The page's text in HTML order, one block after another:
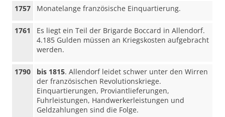
1757 Monatelange französische Einquartierung.
1761
Es liegt ein Teil der Brigarde Boccard in Allendorf.
4.185 Gulden müssen an Kriegskosten aufgebracht
werden.
1790 bis 1815. Allendorf leidet schwer unter den Wirren
der französischen Revolutionskriege.
Einquartierungen, Proviantlieferungen,
Fuhrleistungen, Handwerkerleistungen und
Geldzahlungen sind die Folge.